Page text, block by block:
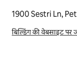
1900 Sestri Ln,
बिल्डिंग की वेबसाइट पर